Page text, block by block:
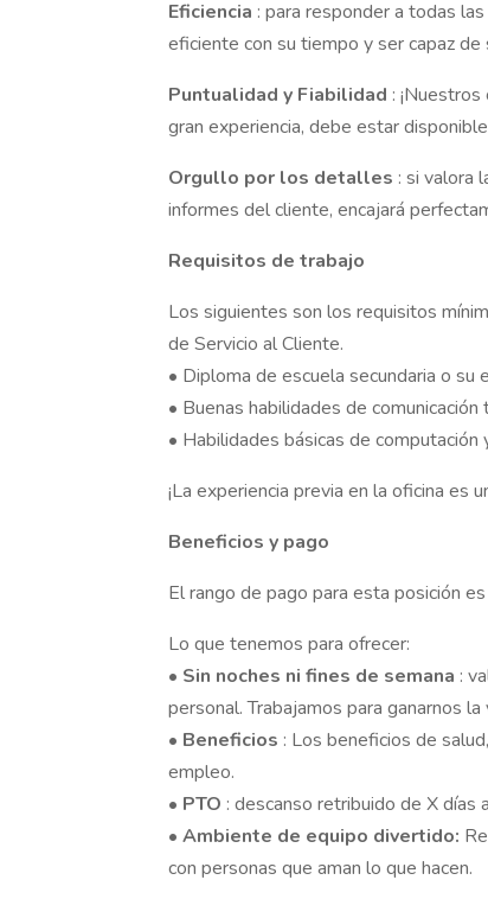
Eficiencia : para responder a todas
eficiente con su tiempo y ser capaz
Puntualidad y Fiabilidad :
gran experiencia, debe estar
Orgullo por los detalles : si valora
informes del cliente, encajará
Requisitos de trabajo
Los siguientes son los requisitos
de Servicio al Cliente.
• Diploma de escuela secundaria o su
• Buenas habilidades de comunicación
• Habilidades básicas de
¡La experiencia previa en la oficina es
Beneficios y pago
El rango de pago para esta posición
Lo que tenemos para ofrecer:
• Sin noches ni fines de semana :
personal. Trabajamos para ganarnos
• Beneficios : Los beneficios de
empleo.
• PTO : descanso retribuido de X días
• Ambiente de equipo divertido:
con personas que aman lo que hacen.